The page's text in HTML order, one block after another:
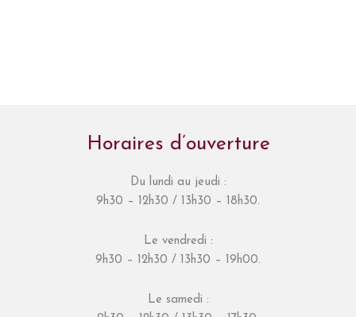
Horaires d’ouverture
Du lundi au jeudi :
9h30 – 12h30 / 13h30 – 18h30.
Le vendredi :
9h30 – 12h30 / 13h30 – 19h00.
Le samedi :